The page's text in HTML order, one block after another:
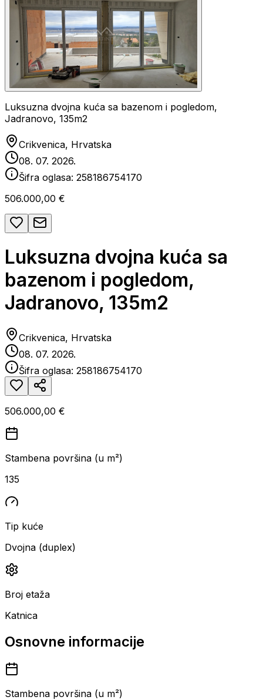
Luksuzna dvojna kuća sa bazenom i pogledom,
Jadranovo, 135m2
Crikvenica, Hrvatska
08. 07. 2026.
Šifra oglasa: 258186754170
506.000,00 €
Luksuzna dvojna kuća sa
bazenom i pogledom,
Jadranovo, 135m2
Crikvenica, Hrvatska
08. 07. 2026.
Šifra oglasa: 258186754170
506.000,00 €
Stambena površina (u m²)
135
Tip kuće
Dvojna (duplex)
Broj etaža
Katnica
Osnovne informacije
Stambena površina (u m²)